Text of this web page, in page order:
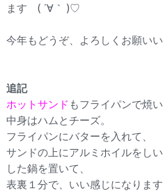
ます ( ´∀｀ )♡
今年もどうぞ、よろしくお願い
追記
ホットサンド もフライパンで焼い
中身はハムとチーズ。
フライパンにバターを入れて、
サンドの上にアルミホイルをし
した鍋を置いて、
表裏１分で、いい感じになりま